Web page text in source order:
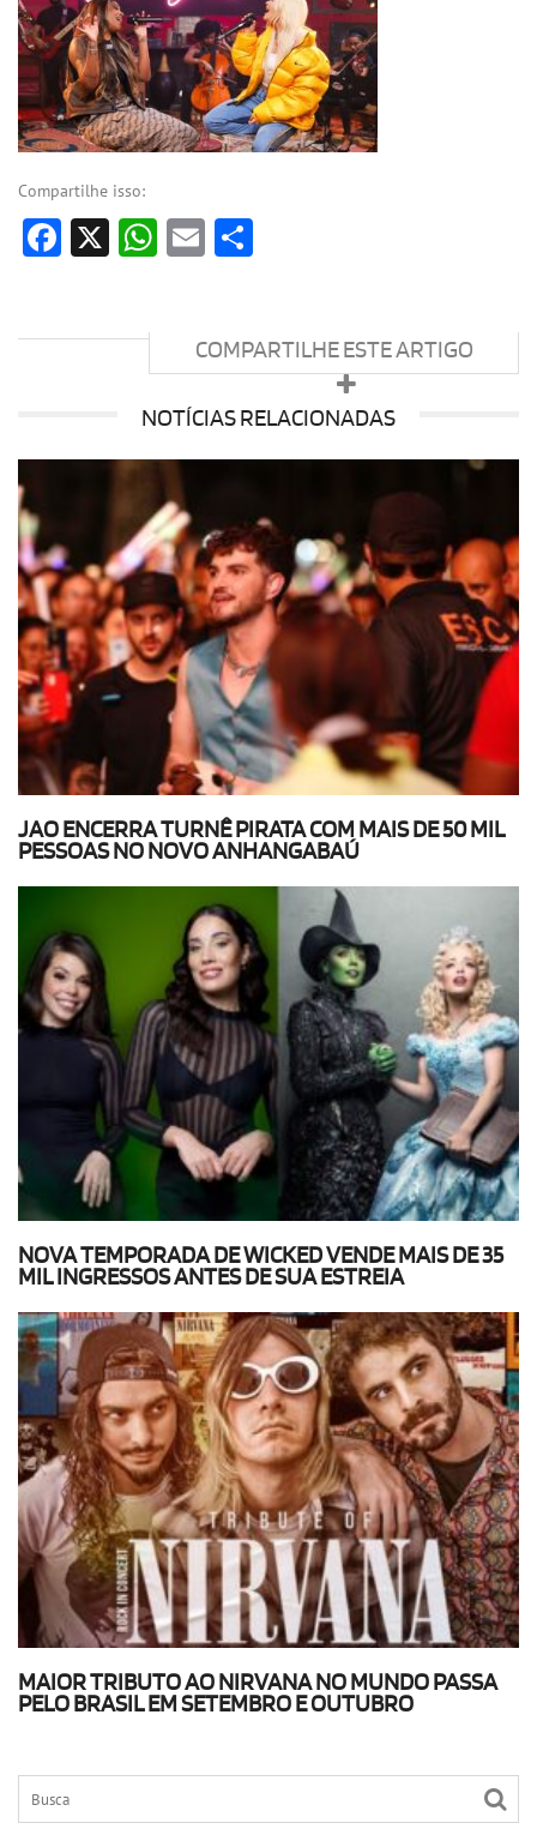
Compartilhe isso:
Facebook
X WhatsApp
Email
COMPARTILHE ESTE ARTIGO
NOTÍCIAS RELACIONADAS
JAO ENCERRA TURNÊ PIRATA COM MAIS DE 50 MIL
PESSOAS NO NOVO ANHANGABAÚ
NOVA TEMPORADA DE WICKED VENDE MAIS DE 35
MIL INGRESSOS ANTES DE SUA ESTREIA
MAIOR TRIBUTO AO NIRVANA NO MUNDO PASSA
PELO BRASIL EM SETEMBRO E OUTUBRO